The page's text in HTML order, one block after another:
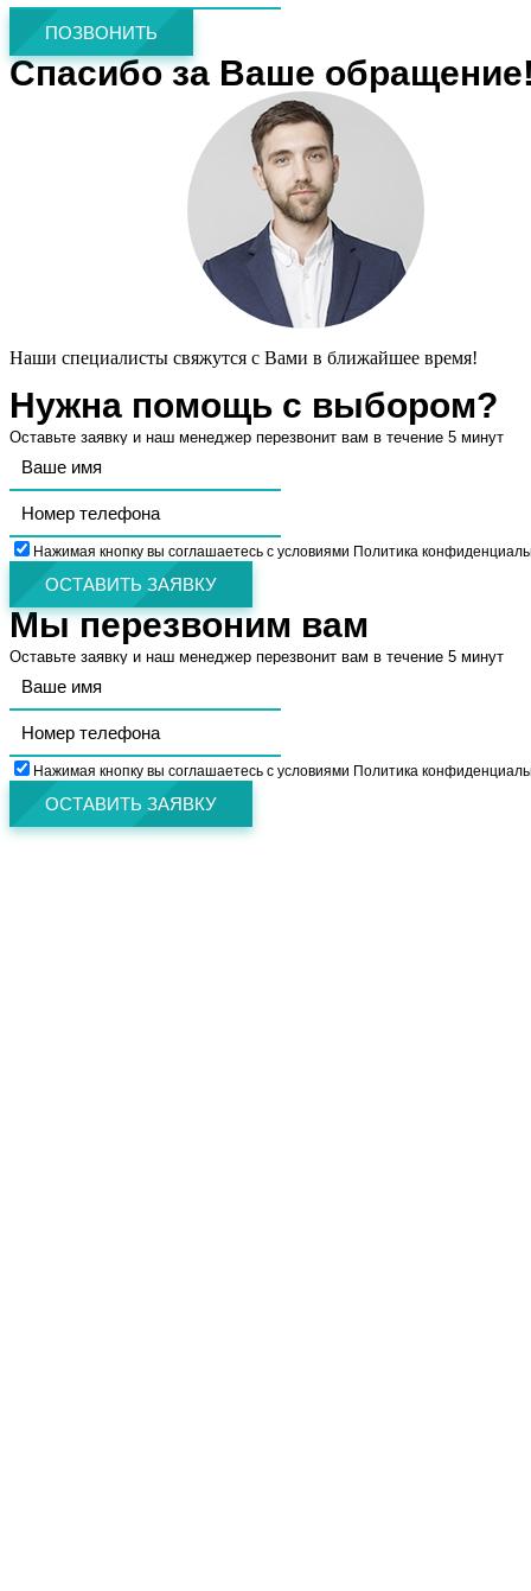
ПОЗВОНИТЬ
Спасибо за Ваше
Наши специалисты свяжутся с Вами в ближайшее время!
Нужна помощь с выбором?
Оставьте заявку и наш менеджер перезвонит вам в течение 5 минут
Нажимая кнопку вы соглашаетесь с условиями Политика
ОСТАВИТЬ ЗАЯВКУ
Мы перезвоним вам
Оставьте заявку и наш менеджер перезвонит вам в течение 5 минут
Нажимая кнопку вы соглашаетесь с условиями Политика
ОСТАВИТЬ ЗАЯВКУ